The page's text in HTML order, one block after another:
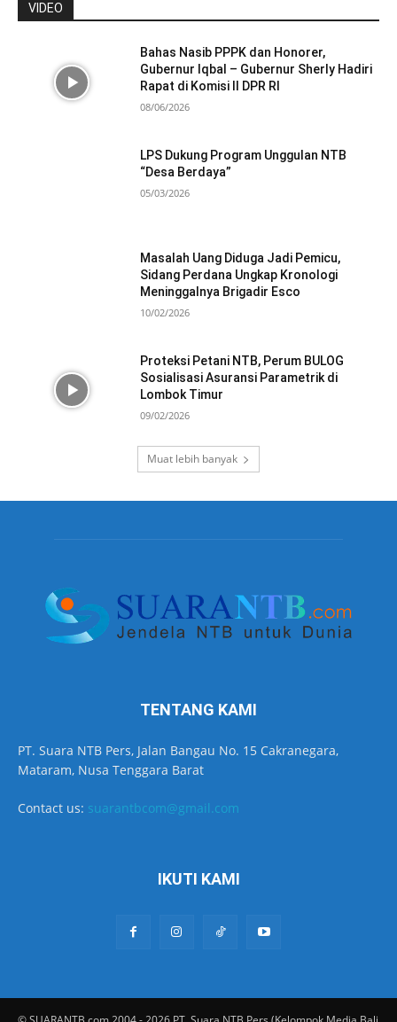
VIDEO
Bahas Nasib PPPK dan Honorer,
Gubernur Iqbal – Gubernur Sherly Hadiri
Rapat di Komisi II DPR RI
08/06/2026
LPS Dukung Program Unggulan NTB
“Desa Berdaya”
05/03/2026
Masalah Uang Diduga Jadi Pemicu,
Sidang Perdana Ungkap Kronologi
Meninggalnya Brigadir Esco
10/02/2026
Proteksi Petani NTB, Perum BULOG
Sosialisasi Asuransi Parametrik di
Lombok Timur
09/02/2026
Muat lebih banyak
TENTANG KAMI
PT. Suara NTB Pers, Jalan Bangau No. 15 Cakranegara,
Mataram, Nusa Tenggara Barat
Contact us: suarantbcom@gmail.com
IKUTI KAMI